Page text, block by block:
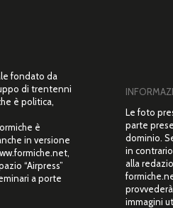
fondato da
di trentenni
è politica,
è
in versione
“Airpress”
a porte
Le foto
parte
dominio.
in
alla
immagini